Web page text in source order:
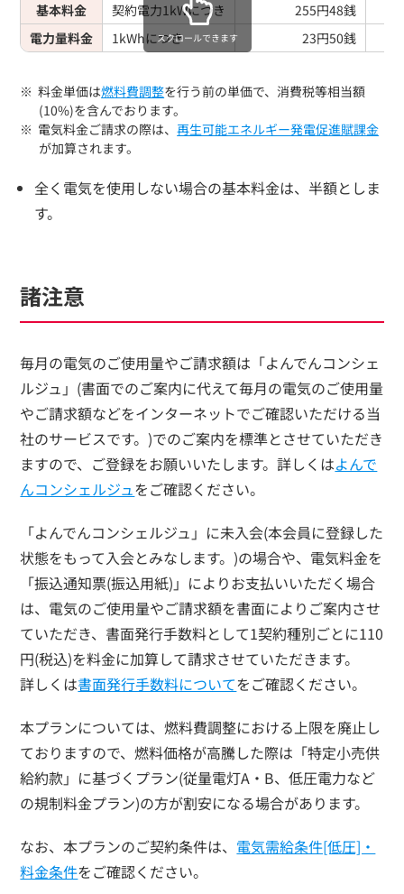
基本料金
契約電力1kWにつき
255円48銭
電力量料金
1kWhにつき 23円50銭
スクロールできます
料金単価は燃料費調整を行う前の単価で、消費税等相当額
(10%)を含んでおります。
電気料金ご請求の際は、再生可能エネルギー発電促進賦課金
が加算されます。
全く電気を使用しない場合の基本料金は、半額としま
す。
諸注意
毎月の電気のご使用量やご請求額は「よんでんコンシェ
ルジュ」(書面でのご案内に代えて毎月の電気のご使用量
やご請求額などをインターネットでご確認いただける当
社のサービスです。)でのご案内を標準とさせていただき
ますので、ご登録をお願いいたします。詳しくはよんで
んコンシェルジュをご確認ください。
「よんでんコンシェルジュ」に未入会(本会員に登録した
状態をもって入会とみなします。)の場合や、電気料金を
「振込通知票(振込用紙)」によりお支払いいただく場合
は、電気のご使用量やご請求額を書面によりご案内させ
ていただき、書面発行手数料として1契約種別ごとに110
円(税込)を料金に加算して請求させていただきます。
詳しくは書面発行手数料についてをご確認ください。
本プランについては、燃料費調整における上限を廃止し
ておりますので、燃料価格が高騰した際は「特定小売供
給約款」に基づくプラン(従量電灯A・B、低圧電力など
の規制料金プラン)の方が割安になる場合があります。
なお、本プランのご契約条件は、 電気需給条件[低圧]・
料金条件をご確認ください。